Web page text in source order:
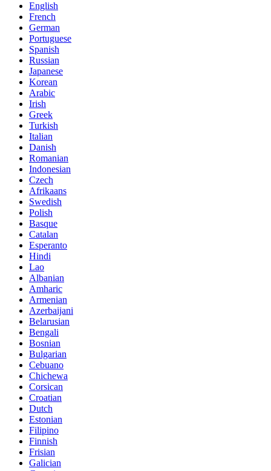
English
French
German
Portuguese
Spanish
Russian
Japanese
Korean
Arabic
Irish
Greek
Turkish
Italian
Danish
Romanian
Indonesian
Czech
Afrikaans
Swedish
Polish
Basque
Catalan
Esperanto
Hindi
Lao
Albanian
Amharic
Armenian
Azerbaijani
Belarusian
Bengali
Bosnian
Bulgarian
Cebuano
Chichewa
Corsican
Croatian
Dutch
Estonian
Filipino
Finnish
Frisian
Galician